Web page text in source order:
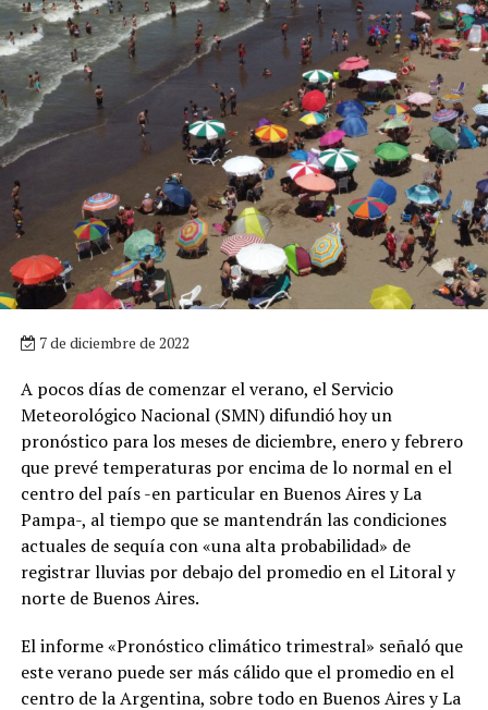
7 de diciembre de 2022
A pocos días de comenzar el verano, el Servicio
Meteorológico Nacional (SMN) difundió hoy un
pronóstico para los meses de diciembre, enero y febrero
que prevé temperaturas por encima de lo normal en el
centro del país -en particular en Buenos Aires y La
Pampa-, al tiempo que se mantendrán las condiciones
actuales de sequía con «una alta probabilidad» de
registrar lluvias por debajo del promedio en el Litoral y
norte de Buenos Aires.
El informe «Pronóstico climático trimestral» señaló que
este verano puede ser más cálido que el promedio en el
centro de la Argentina, sobre todo en Buenos Aires y La